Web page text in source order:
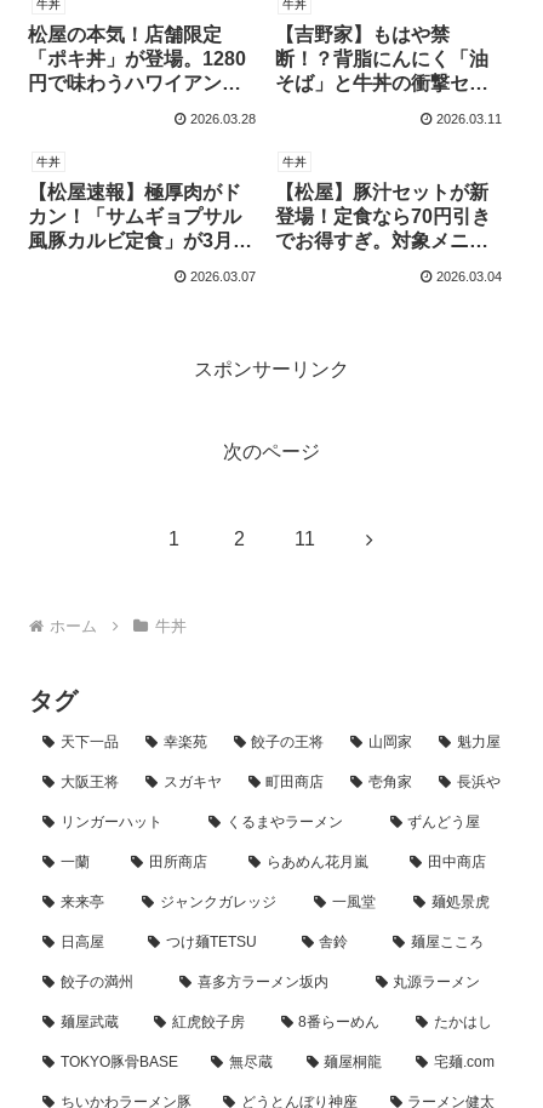
牛丼
松屋の本気！店舗限定
「ポキ丼」が登場。1280
円で味わうハワイアン海
2026.03.28
牛丼
【吉野家】もはや禁
断！？背脂にんにく「油
そば」と牛丼の衝撃セッ
2026.03.11
牛丼
【松屋速報】極厚肉がド
カン！「サムギョプサル
風豚カルビ定食」が3月10
日登場。クーポンでお得
2026.03.07
牛丼
【松屋】豚汁セットが新
登場！定食なら70円引き
でお得すぎ。対象メニュ
ーと割引額まとめ！
2026.03.04
スポンサーリンク
次のページ
1 2 11 次
ホーム 牛丼
タグ
天下一品 幸楽苑 餃子の王将 山岡家 魁力屋
大阪王将 スガキヤ 町田商店 壱角家 長浜や
リンガーハット くるまやラーメン ずんどう屋
一蘭 田所商店 らあめん花月嵐 田中商店
来来亭 ジャンクガレッジ 一風堂 麺処景虎
日高屋 つけ麺TETSU 舎鈴 麺屋こころ
餃子の満州 喜多方ラーメン坂内 丸源ラーメン
麺屋武蔵 紅虎餃子房 8番らーめん たかはし
TOKYO豚骨BASE 無尽蔵 麺屋桐龍 宅麺.com
ちいかわラーメン豚 どうとんぼり神座 ラーメン健太